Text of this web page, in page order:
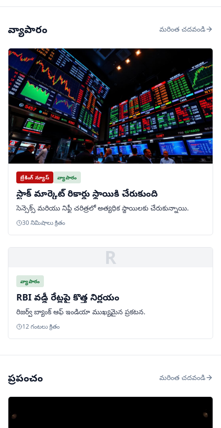
వ్యాపారం మరింత చదవండి
బ్రేకింగ్ న్యూస్ వ్యాపారం
స్టాక్ మార్కెట్ రికార్డు స్థాయికి చేరుకుంది
సెన్సెక్స్ మరియు నిఫ్టీ చరిత్రలో అత్యధిక స్థాయిలకు చేరుకున్నాయి.
30 నిమిషాలు క్రితం
R
వ్యాపారం
RBI వడ్డీ రేట్లపై కొత్త నిర్ణయం
రిజర్వ్ బ్యాంక్ ఆఫ్ ఇండియా ముఖ్యమైన ప్రకటన.
12 గంటలు క్రితం
ప్రపంచం మరింత చదవండి